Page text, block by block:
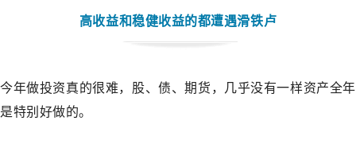
高收益和稳健收益的都遭遇滑铁卢
今年做投资真的很难，股、债、期货，几乎没有一样资产全年
是特别好做的。